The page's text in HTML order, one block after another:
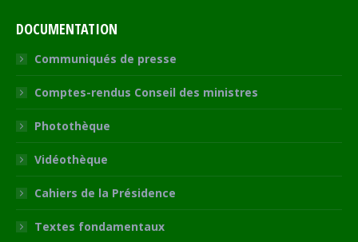
DOCUMENTATION
Communiqués de presse
Comptes-rendus Conseil des ministres
Photothèque
Vidéothèque
Cahiers de la Présidence
Textes fondamentaux